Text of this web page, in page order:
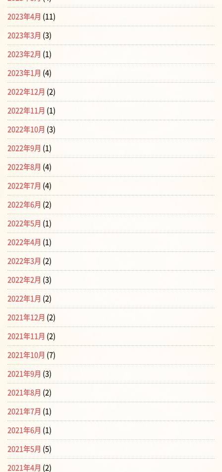
2023年4月 (11)
2023年3月 (3)
2023年2月 (1)
2023年1月 (4)
2022年12月 (2)
2022年11月 (1)
2022年10月 (3)
2022年9月 (1)
2022年8月 (4)
2022年7月 (4)
2022年6月 (2)
2022年5月 (1)
2022年4月 (1)
2022年3月 (2)
2022年2月 (3)
2022年1月 (2)
2021年12月 (2)
2021年11月 (2)
2021年10月 (7)
2021年9月 (3)
2021年8月 (2)
2021年7月 (1)
2021年6月 (1)
2021年5月 (5)
2021年4月 (2)